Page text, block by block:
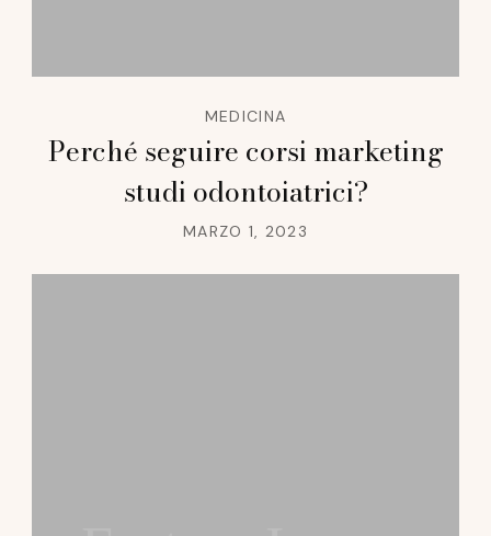
MEDICINA
Perché seguire corsi marketing
studi odontoiatrici?
MARZO 1, 2023